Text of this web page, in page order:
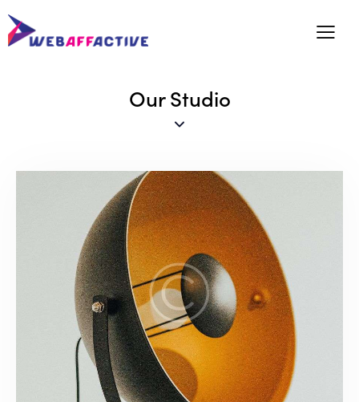
Our Studio